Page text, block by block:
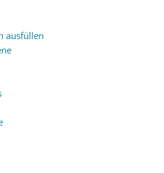
ausfüllen